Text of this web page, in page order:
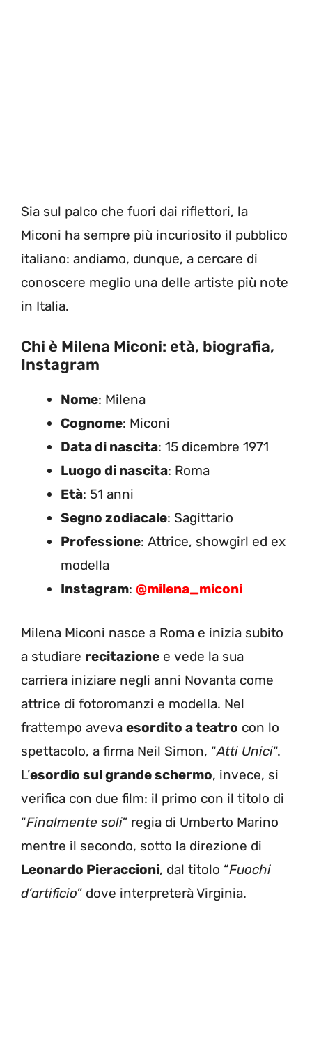
Sia sul palco che fuori dai riflettori, la
Miconi ha sempre più incuriosito il pubblico
italiano: andiamo, dunque, a cercare di
conoscere meglio una delle artiste più note
in Italia.
Chi è Milena Miconi: età, biografia,
Instagram
Nome: Milena
Cognome: Miconi
Data di nascita: 15 dicembre 1971
Luogo di nascita: Roma
Età: 51 anni
Segno zodiacale: Sagittario
Professione: Attrice, showgirl ed ex
modella
Instagram: @milena_miconi
Milena Miconi nasce a Roma e inizia subito
a studiare recitazione e vede la sua
carriera iniziare negli anni Novanta come
attrice di fotoromanzi e modella. Nel
frattempo aveva esordito a teatro con lo
spettacolo, a firma Neil Simon, “Atti Unici“.
L’esordio sul grande schermo, invece, si
verifica con due film: il primo con il titolo di
“Finalmente soli” regia di Umberto Marino
mentre il secondo, sotto la direzione di
Leonardo Pieraccioni, dal titolo “Fuochi
d’artificio” dove interpreterà Virginia.